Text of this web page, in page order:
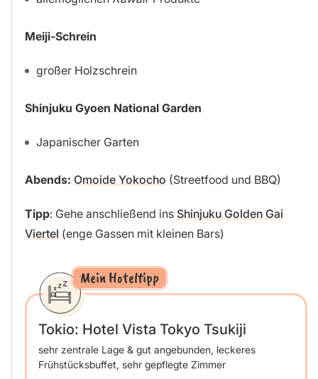
Meiji-Schrein
großer Holzschrein
Shinjuku Gyoen National Garden
Japanischer Garten
Abends: Omoide Yokocho (Streetfood und BBQ)
Tipp: Gehe anschließend ins Shinjuku Golden Gai
Viertel (enge Gassen mit kleinen Bars)
Mein Hoteltipp
Tokio: Hotel Vista Tokyo Tsukiji
sehr zentrale Lage & gut angebunden, leckeres
Frühstücksbuffet, sehr gepflegte Zimmer